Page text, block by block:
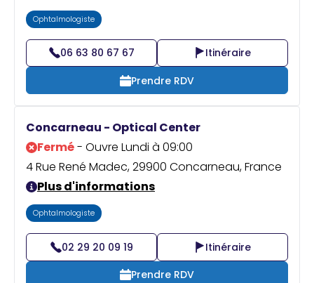
Ophtalmologiste
06 63 80 67 67
Itinéraire
Prendre RDV
Concarneau - Optical Center
Fermé- Ouvre Lundi à 09:00
4 Rue René Madec, 29900 Concarneau, France
Plus d'informations
Ophtalmologiste
02 29 20 09 19
Itinéraire
Prendre RDV